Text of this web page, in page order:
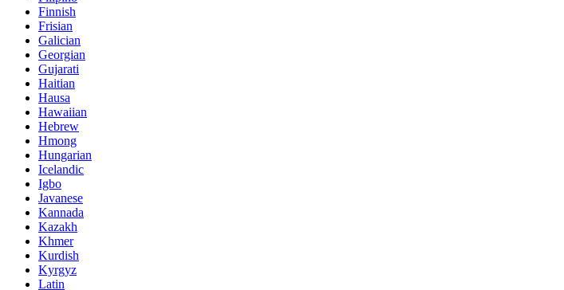
Finnish
Frisian
Galician
Georgian
Gujarati
Haitian
Hausa
Hawaiian
Hebrew
Hmong
Hungarian
Icelandic
Igbo
Javanese
Kannada
Kazakh
Khmer
Kurdish
Kyrgyz
Latin